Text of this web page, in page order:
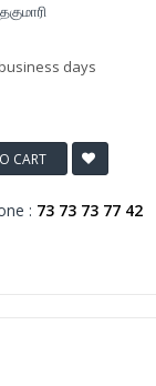
days
CART
: 73 73 73 77 42